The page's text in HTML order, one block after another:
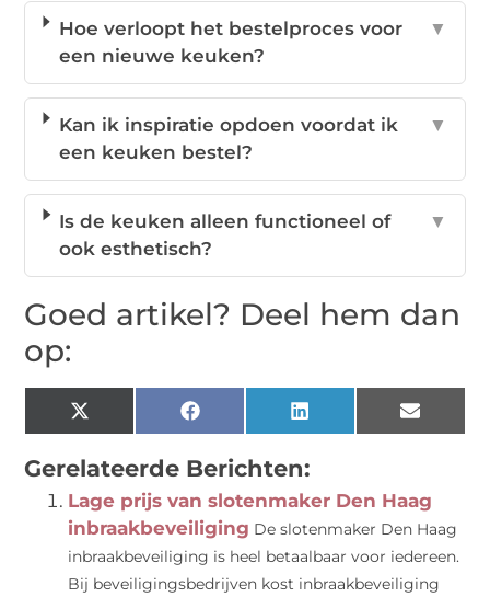
Hoe verloopt het bestelproces voor
een nieuwe keuken?
▼
Kan ik inspiratie opdoen voordat ik
een keuken bestel?
▼
Is de keuken alleen functioneel of
ook esthetisch?
▼
Goed artikel? Deel hem dan
op:
X
(Twitter)
Facebook LinkedIn Email
Gerelateerde Berichten:
Lage prijs van slotenmaker Den Haag
inbraakbeveiliging De slotenmaker Den Haag
inbraakbeveiliging is heel betaalbaar voor iedereen.
Bij beveiligingsbedrijven kost inbraakbeveiliging